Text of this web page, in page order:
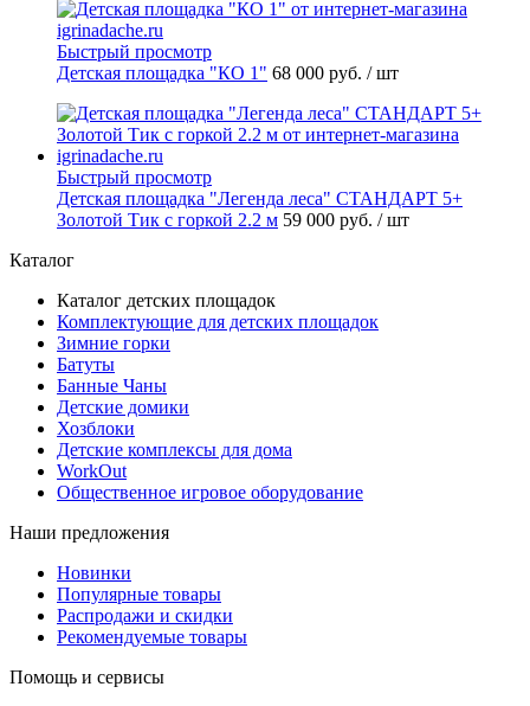
Быстрый просмотр
Детская площадка "КО 1" 68 000 руб. / шт
Быстрый просмотр
Детская площадка "Легенда леса" СТАНДАРТ 5+
Золотой Тик с горкой 2.2 м 59 000 руб. / шт
Каталог
Каталог детских площадок
Комплектующие для детских площадок
Зимние горки
Батуты
Банные Чаны
Детские домики
Хозблоки
Детские комплексы для дома
WorkOut
Общественное игровое оборудование
Наши предложения
Новинки
Популярные товары
Распродажи и скидки
Рекомендуемые товары
Помощь и сервисы